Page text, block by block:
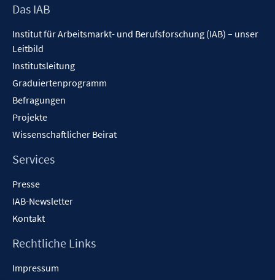
Footer
Das IAB
Institut für Arbeitsmarkt- und Berufsforschung (IAB) – unser
Leitbild
Institutsleitung
Graduiertenprogramm
Befragungen
Projekte
Wissenschaftlicher Beirat
Services
Presse
IAB-Newsletter
Kontakt
Rechtliche Links
Impressum